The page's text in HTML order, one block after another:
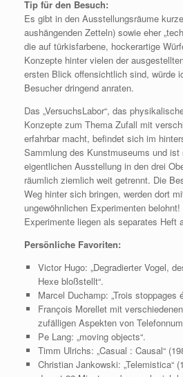
Tip für den Besuch:
Es gibt in den Ausstellungsräume
aushängenden Zetteln) sowie eher
die auf türkisfarbene, hockerartige
Konzepte hinter vielen der
ersten Blick offensichtlich sind, würde
Besucher dringend anraten.
Das „VersuchsLabor“, das
Konzepte zum Thema Zufall mit
erfahrbar macht, befindet sich im
Sammlung des Kunstmuseums und
eigentlichen Ausstellung in den drei
räumlich ziemlich weit getrennt. Die
Weg hinter sich bringen, werden dort
ungewöhnlichen Experimenten
Experimente liegen als separates Heft
Persönliche Favoriten:
Victor Hugo: „Degradierter Vogel,
Hexe bloßstellt“.
Marcel Duchamp: „Trois stoppages
François Morellet mit
zufälligen Aspekten von
Pe Lang: „moving objects“.
Timm Ulrichs: „Casual : Causal“
Christian Jankowski: „Telemistica“